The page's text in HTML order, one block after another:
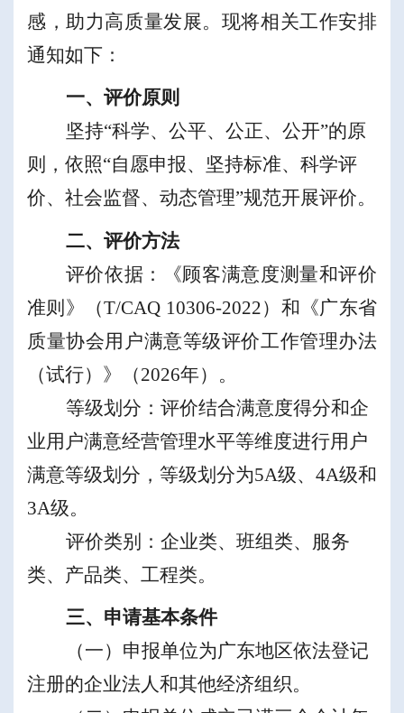
感 ，助力高质量发展。现将相关工作安排
通知如下 ：
一、评价原则
坚持“科学、公平、公正、公开”的原
则， 依照“自愿申报、坚持标准、科学评
价、社会监督、 动态管理”规范开展评价。
二、评价方法
评价依据：
《顾客满意度测量和评价
准则》（T/CAQ 10306-2022）和 《广东省
质量协会用户满意等级评价工作管理办法
（试行） 》 （2026年） 。
等级划分：评价结合满意度得分和企
业用户满意经营管理水平等维度进行用户
满意等级划分，等级划分为5A级、 4A级和
3A级。
评价类别：企业类、班组类、服务
类、产品类、工程类。
三、申请基本条件
（一） 申报单位为广东地区依法登记
注册的企业法人和其他经济组织。